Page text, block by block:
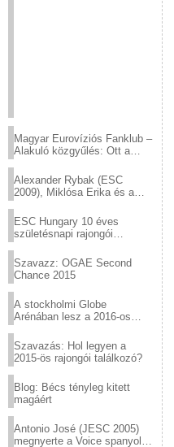
Magyar Eurovíziós Fanklub –
Alakuló közgyűlés: Ott a
Alexander Rybak (ESC
2009), Miklósa Erika és a
sztárjai a Margitszigeten
ESC Hungary 10 éves
születésnapi rajongói
Szavazz: OGAE Second
Chance 2015
A stockholmi Globe
Arénában lesz a 2016-os
Szavazás: Hol legyen a
2015-ös rajongói találkozó?
Blog: Bécs tényleg kitett
magáért
Antonio José (JESC 2005)
megnyerte a Voice spanyol